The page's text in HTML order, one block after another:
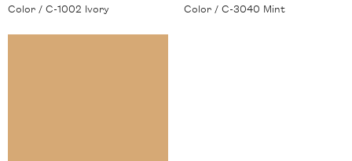
Color / C-1002 Ivory Color / C-3040 Mint